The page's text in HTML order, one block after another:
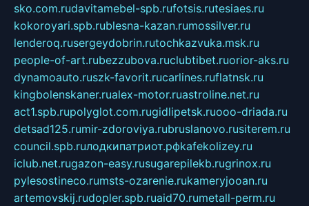
sko.com.rudavitamebel-spb.rufotsis.rutesiaes.ru
kokoroyari.spb.rublesna-kazan.rumossilver.ru
lenderoq.rusergeydobrin.rutochkazvuka.msk.ru
people-of-art.rubezzubova.ruclubtibet.ruorior-aks.ru
dynamoauto.ruszk-favorit.rucarlines.ruflatnsk.ru
kingbolenskaner.rualex-motor.ruastroline.net.ru
act1.spb.rupolyglot.com.rugidlipetsk.ruooo-driada.ru
detsad125.rumir-zdoroviya.rubruslanovo.rusiterem.ru
council.spb.ruлодкипатриот.рфkafekolizey.ru
iclub.net.rugazon-easy.rusugarepilekb.rugrinox.ru
pylesostineco.rumsts-ozarenie.rukameryjooan.ru
artemovskij.rudopler.spb.ruaid70.rumetall-perm.ru